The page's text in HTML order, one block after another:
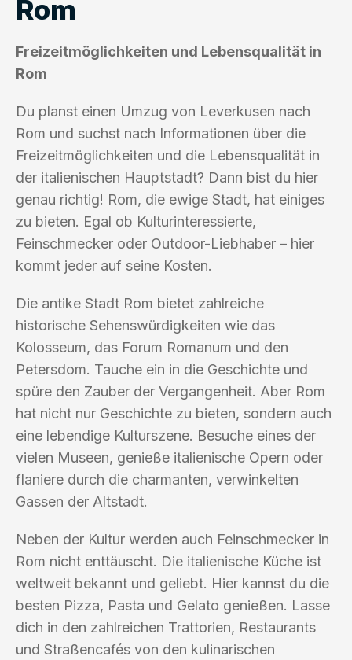
Rom
Freizeitmöglichkeiten und Lebensqualität in
Rom
Du planst einen Umzug von Leverkusen nach
Rom und suchst nach Informationen über die
Freizeitmöglichkeiten und die Lebensqualität in
der italienischen Hauptstadt? Dann bist du hier
genau richtig! Rom, die ewige Stadt, hat einiges
zu bieten. Egal ob Kulturinteressierte,
Feinschmecker oder Outdoor-Liebhaber – hier
kommt jeder auf seine Kosten.
Die antike Stadt Rom bietet zahlreiche
historische Sehenswürdigkeiten wie das
Kolosseum, das Forum Romanum und den
Petersdom. Tauche ein in die Geschichte und
spüre den Zauber der Vergangenheit. Aber Rom
hat nicht nur Geschichte zu bieten, sondern auch
eine lebendige Kulturszene. Besuche eines der
vielen Museen, genieße italienische Opern oder
flaniere durch die charmanten, verwinkelten
Gassen der Altstadt.
Neben der Kultur werden auch Feinschmecker in
Rom nicht enttäuscht. Die italienische Küche ist
weltweit bekannt und geliebt. Hier kannst du die
besten Pizza, Pasta und Gelato genießen. Lasse
dich in den zahlreichen Trattorien, Restaurants
und Straßencafés von den kulinarischen